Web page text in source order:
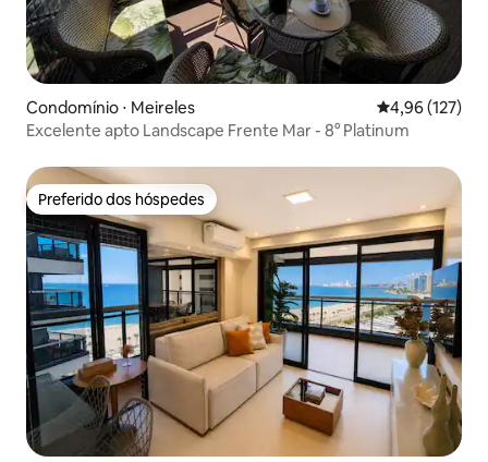
Condomínio ⋅ Meireles 4,96 de uma
4,96 (127)
Excelente apto Landscape Frente Mar - 8° Platinum
Preferido dos hóspedes
Preferido dos hóspedes